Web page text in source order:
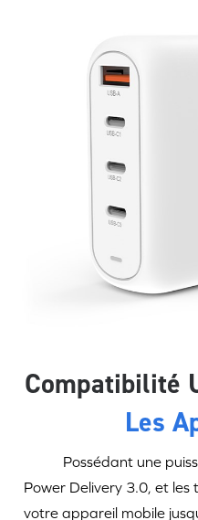
Compatibilité
Les
Possédant une
Power Delivery 3.0, et les
votre appareil mobile